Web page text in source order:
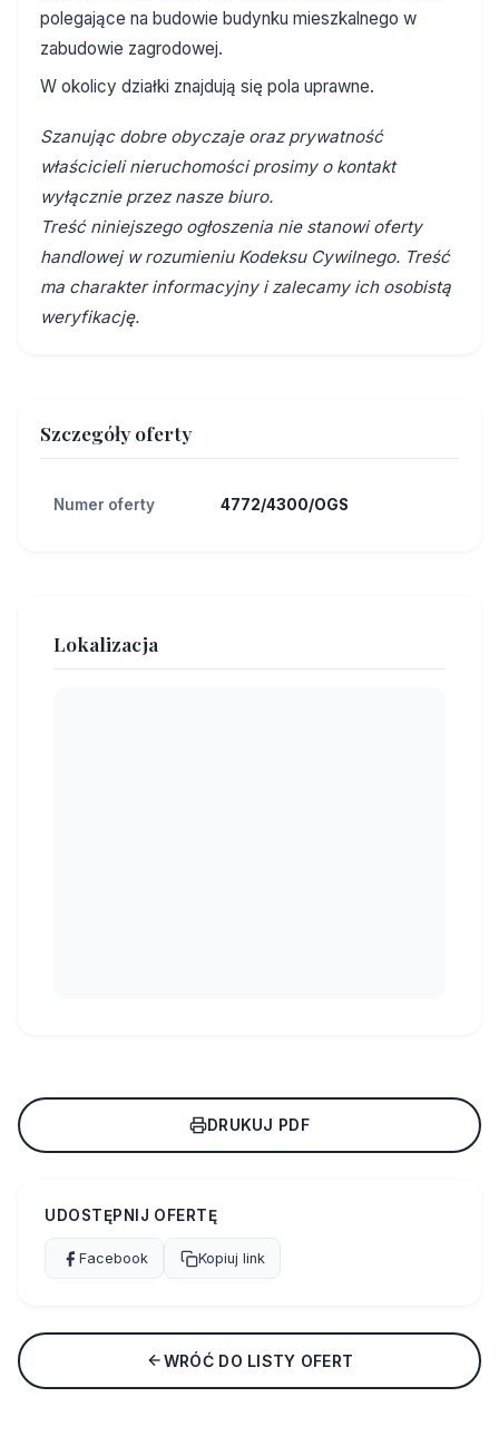
polegające na budowie budynku mieszkalnego w
zabudowie zagrodowej.
W okolicy działki znajdują się pola uprawne.
Szanując dobre obyczaje oraz prywatność
właścicieli nieruchomości prosimy o kontakt
wyłącznie przez nasze biuro.
Treść niniejszego ogłoszenia nie stanowi oferty
handlowej w rozumieniu Kodeksu Cywilnego. Treść
ma charakter informacyjny i zalecamy ich osobistą
weryfikację.
Szczegóły oferty
Numer oferty 4772/4300/OGS
Lokalizacja
DRUKUJ PDF
UDOSTĘPNIJ OFERTĘ
Facebook Kopiuj link
WRÓĆ DO LISTY OFERT